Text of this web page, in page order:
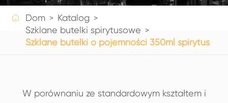
Get a Quote
 Dom
Katalog
Szklane butelki spirytusowe
Szklane butelki o pojemności 350ml spirytus
W porównaniu ze standardowym kształtem i